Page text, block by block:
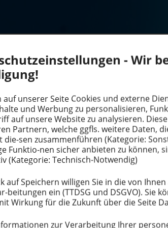
ZUR FILMLA­MI­NIERUNG
Prozess­kosten senken – wer würde
lassen sich diese Versprechen
Verfahren aufgetragen bieten die neuen UV-
der gängigen Filmla­mi­nierung.
günstiger als Laminierfolien, je nach
- Wir
auf unserer Seite Cookies und externe
und Werbung zu perso­na­li­sieren,
auf unsere Website zu analysieren.
Partnern, welche ggfls. weitere Daten,
die-sen zusam­men­führen (Kategorie:
Funktio-nen sicher anbieten zu können,
(Kategorie: Technisch-Notwendig)
auf Speichern willigen Sie in die von
beitungen ein (TTDSG und DSGVO). Sie
Wirkung für die Zukunft über die Seite
zur Verar­beitung Ihrer